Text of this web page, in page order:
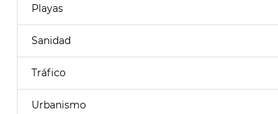
Playas
Sanidad
Tráfico
Urbanismo